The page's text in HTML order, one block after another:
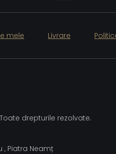
mele Livrare
drepturile rezolvate.
, Piatra Neamț